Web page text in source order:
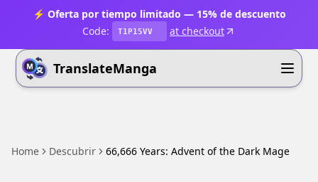
⚡ Oferta por tiempo limitado — 15% de descuento
Code:
T1P15VV at checkout
TranslateManga
Home Descubrir 66,666 Years: Advent of the Dark Mage